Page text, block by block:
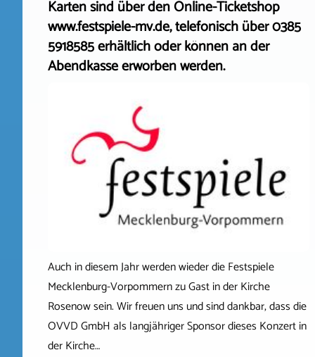
Karten sind über den Online-Ticketshop
www.festspiele-mv.de, telefonisch über 0385
5918585 erhältlich oder können an der
Abendkasse erworben werden.
Auch in diesem Jahr werden wieder die Festspiele
Mecklenburg-Vorpommern zu Gast in der Kirche
Rosenow sein. Wir freuen uns und sind dankbar, dass die
OVVD GmbH als langjähriger Sponsor dieses Konzert in
der Kirche…